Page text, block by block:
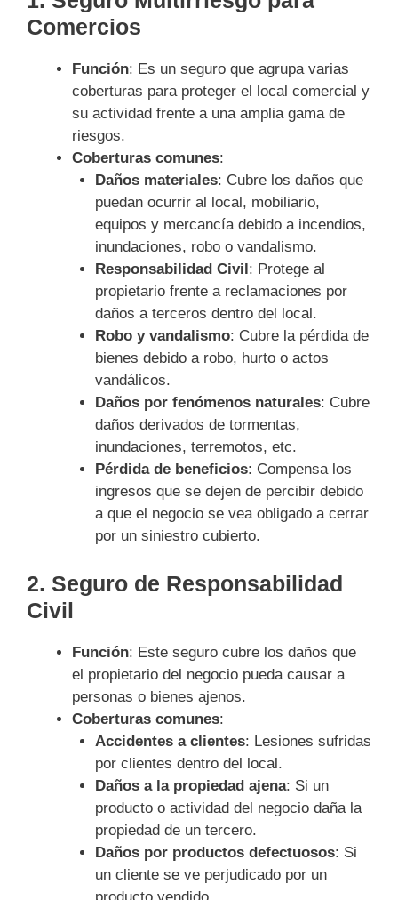
Comercios
Función: Es un seguro que agrupa varias
coberturas para proteger el local comercial y
su actividad frente a una amplia gama de
riesgos.
Coberturas comunes:
Daños materiales: Cubre los daños que
puedan ocurrir al local, mobiliario,
equipos y mercancía debido a incendios,
inundaciones, robo o vandalismo.
Responsabilidad Civil: Protege al
propietario frente a reclamaciones por
daños a terceros dentro del local.
Robo y vandalismo: Cubre la pérdida de
bienes debido a robo, hurto o actos
vandálicos.
Daños por fenómenos naturales: Cubre
daños derivados de tormentas,
inundaciones, terremotos, etc.
Pérdida de beneficios: Compensa los
ingresos que se dejen de percibir debido
a que el negocio se vea obligado a cerrar
por un siniestro cubierto.
2. Seguro de Responsabilidad
Civil
Función: Este seguro cubre los daños que
el propietario del negocio pueda causar a
personas o bienes ajenos.
Coberturas comunes:
Accidentes a clientes: Lesiones sufridas
por clientes dentro del local.
Daños a la propiedad ajena: Si un
producto o actividad del negocio daña la
propiedad de un tercero.
Daños por productos defectuosos: Si
un cliente se ve perjudicado por un
producto vendido.